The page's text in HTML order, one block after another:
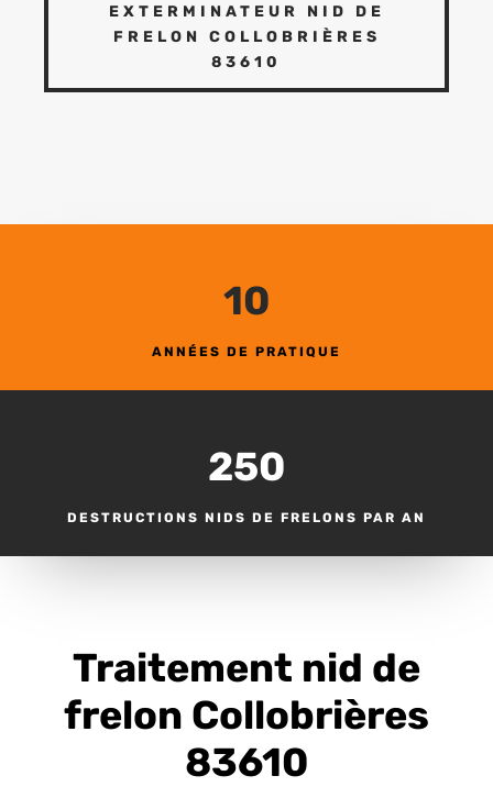
EXTERMINATEUR NID DE
FRELON COLLOBRIÈRES
83610
10
ANNÉES DE PRATIQUE
250
DESTRUCTIONS NIDS DE FRELONS PAR AN
Traitement nid de
frelon Collobrières
83610